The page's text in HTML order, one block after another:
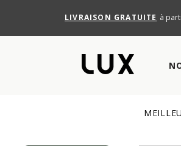
LIVRAISON GRATUITE à